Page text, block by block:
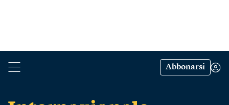
Abbonarsi